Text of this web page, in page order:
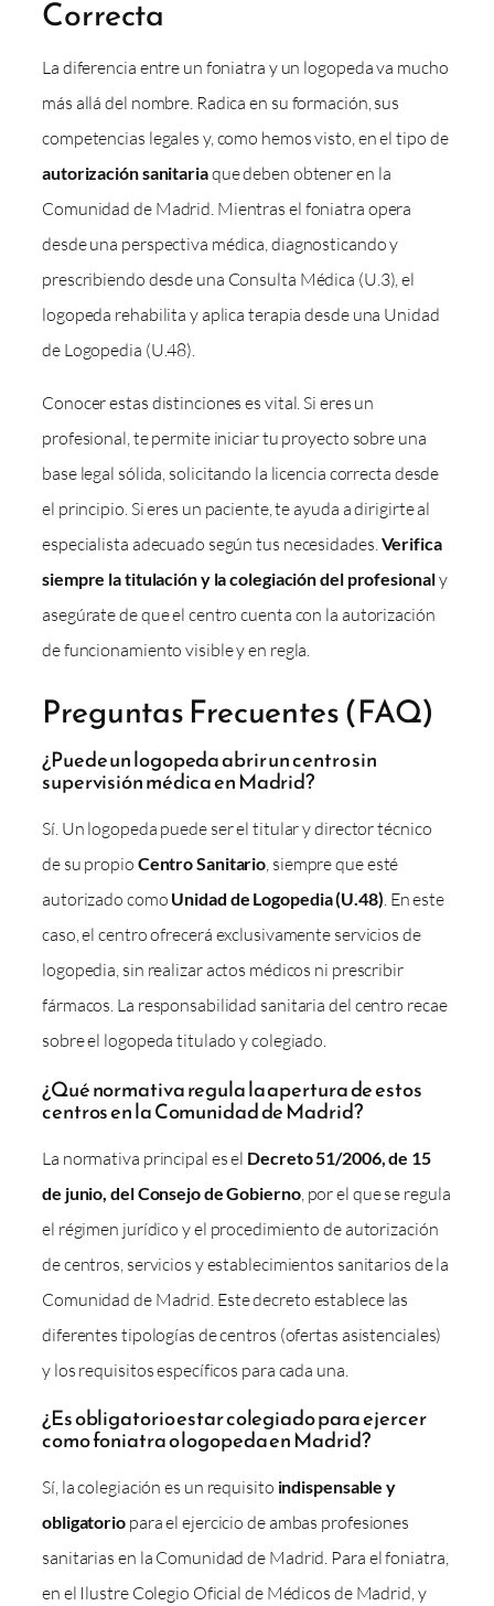
Correcta
La diferencia entre un foniatra y un logopeda va mucho
más allá del nombre. Radica en su formación, sus
competencias legales y, como hemos visto, en el tipo de
autorización sanitariaque deben obtener en la
Comunidad de Madrid. Mientras el foniatra opera
desde una perspectiva médica, diagnosticando y
prescribiendo desde una Consulta Médica (U.3), el
logopeda rehabilita y aplica terapia desde una Unidad
de Logopedia (U.48).
Conocer estas distinciones es vital. Si eres un
profesional, te permite iniciar tu proyecto sobre una
base legal sólida, solicitando la licencia correcta desde
el principio. Si eres un paciente, te ayuda a dirigirte al
especialista adecuado según tus necesidades. Verifica
siempre la titulación y la colegiación del profesionaly
asegúrate de que el centro cuenta con la autorización
de funcionamiento visible y en regla.
Preguntas Frecuentes (FAQ)
¿Puede un logopeda abrir un centro sin
supervisión médica en Madrid?
Sí. Un logopeda puede ser el titular y director técnico
de su propio Centro Sanitario, siempre que esté
autorizado como Unidad de Logopedia (U.48). En este
caso, el centro ofrecerá exclusivamente servicios de
logopedia, sin realizar actos médicos ni prescribir
fármacos. La responsabilidad sanitaria del centro recae
sobre el logopeda titulado y colegiado.
¿Qué normativa regula la apertura de estos
centros en la Comunidad de Madrid?
La normativa principal es el Decreto 51/2006, de 15
de junio, del Consejo de Gobierno, por el que se regula
el régimen jurídico y el procedimiento de autorización
de centros, servicios y establecimientos sanitarios de la
Comunidad de Madrid. Este decreto establece las
diferentes tipologías de centros (ofertas asistenciales)
y los requisitos específicos para cada una.
¿Es obligatorio estar colegiado para ejercer
como foniatra o logopeda en Madrid?
Sí, la colegiación es un requisito indispensable y
obligatoriopara el ejercicio de ambas profesiones
sanitarias en la Comunidad de Madrid. Para el foniatra,
en el Ilustre Colegio Oficial de Médicos de Madrid, y